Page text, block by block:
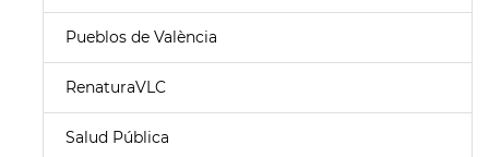
Pueblos de València
RenaturaVLC
Salud Pública